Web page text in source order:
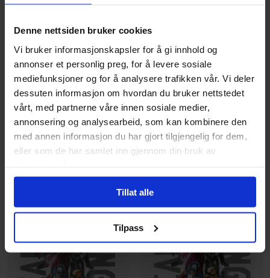
Denne nettsiden bruker cookies
Vi bruker informasjonskapsler for å gi innhold og
annonser et personlig preg, for å levere sosiale
mediefunksjoner og for å analysere trafikken vår. Vi deler
dessuten informasjon om hvordan du bruker nettstedet
vårt, med partnerne våre innen sosiale medier,
annonsering og analysearbeid, som kan kombinere den
med annen informasjon du har gjort tilgjengelig for dem,
eller som de har samlet inn gjennom din bruk av
Tillat alle
Tilpass
Cover HC ( 1)
Jason Aaron,John Cassaday
Star WarsVol. 1
Hardcover · Engelsk
Captain America: Marvel
Knights Vol. 1
Chuck Austen
Captain America
Paperback · Engelsk
27900
251,10 Medlem
Ikke på nettlager
229 00
206,10 Medlem
Ikke på nettlager